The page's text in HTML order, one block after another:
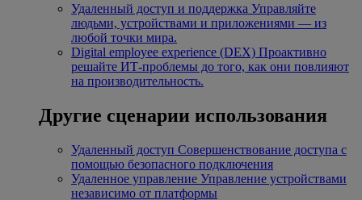
Удаленный доступ и поддержка Управляйте
людьми, устройствами и приложениями — из
любой точки мира.
Digital employee experience (DEX) Проактивно
решайте ИТ-проблемы до того, как они повлияют
на производительность.
Другие сценарии использования
Удаленный доступ Совершенствование доступа с
помощью безопасного подключения
Удаленное управление Управление устройствами
независимо от платформы